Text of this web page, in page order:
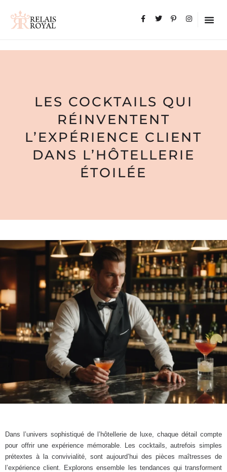
LES COCKTAILS QUI
RÉINVENTENT
L’EXPÉRIENCE CLIENT
DANS L’HÔTELLERIE
ÉTOILÉE
Dans l’univers sophistiqué de l’hôtellerie de luxe, chaque détail compte
pour offrir une expérience mémorable. Les cocktails, autrefois simples
prétextes à la convivialité, sont aujourd’hui des pièces maîtresses de
l’expérience client. Explorons ensemble les tendances qui transforment